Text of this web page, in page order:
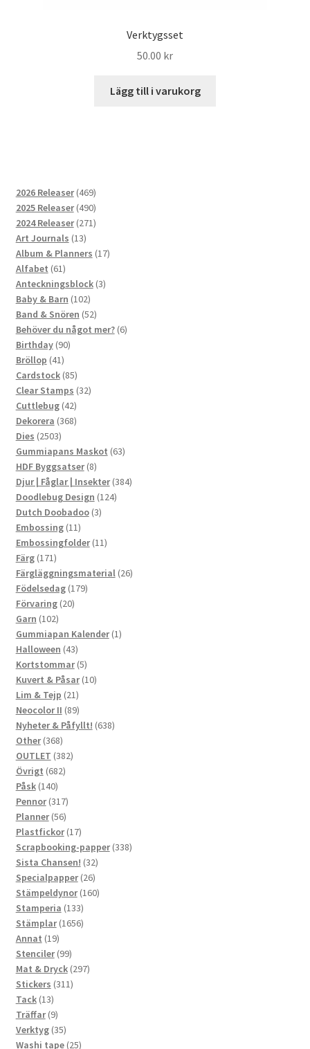
Verktygsset
50.00 kr
Lägg till i varukorg
2026 Releaser 469469
produkter
2025 Releaser 490490
produkter
2024 Releaser 271271
Art Journals 1313
produkter
Album & Planners 1717
Alfabet 6161
produkter
Anteckningsblock 33
Baby & Barn 102102
produkter
Band & Snören 5252
produkter
Behöver du något mer? 66
Birthday 9090
Bröllop 4141
produkter
Cardstock 8585
produkter
Clear Stamps 3232
Cuttlebug 4242
produkter
Dekorera 368368
Dies 25032503
produkter
Gummiapans Maskot 6363
HDF Byggsatser 88
produkter
Djur | Fåglar | Insekter 384384
Doodlebug Design 124124
Dutch Doobadoo 33
Embossing 1111
produkter
Embossingfolder 1111
Färg 171171
produkter
Färgläggningsmaterial 2626
Födelsedag 179179
Förvaring 2020
Garn 102102
produkter
Gummiapan Kalender 11
Halloween 4343
produkter
Kortstommar 55
produkter
Kuvert & Påsar 1010
Lim & Tejp 2121
produkter
Neocolor II 8989
produkter
Nyheter & Påfyllt! 638638
Other 368368
produkter
OUTLET 382382
Övrigt 682682
Påsk 140140
produkter
Pennor 317317
produkter
Planner 5656
produkter
Plastfickor 1717
produkter
Scrapbooking-papper 338338
Sista Chansen! 3232
produkter
Specialpapper 2626
produkter
Stämpeldynor 160160
Stamperia 133133
produkter
Stämplar 16561656
Annat 1919
produkter
Stenciler 9999
produkter
Mat & Dryck 297297
Stickers 311311
Tack 1313
produkter
Träffar 99
produkter
Verktyg 3535
produkter
Washi tape 2525